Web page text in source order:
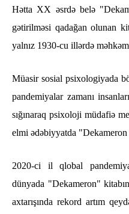
Hətta XX əsrdə belə
gətirilməsi qadağan olunan
yalnız 1930-cu illərdə
Müasir sosial psixologiyada
pandemiyalar zamanı
sığınaraq psixoloji müdafiə
elmi ədəbiyyatda "Dekameron
2020-ci il qlobal
dünyada "Dekameron"
axtarışında rekord artım